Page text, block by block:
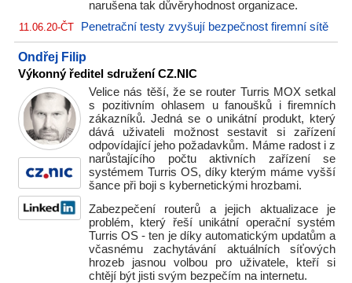
narušena tak důvěryhodnost organizace.
11.06.20-ČT Penetrační testy zvyšují bezpečnost firemní sítě
Ondřej Filip
Výkonný ředitel sdružení CZ.NIC
Velice nás těší, že se router Turris MOX setkal
s pozitivním ohlasem u fanoušků i firemních
zákazníků. Jedná se o unikátní produkt, který
dává uživateli možnost sestavit si zařízení
odpovídající jeho požadavkům. Máme radost i z
narůstajícího počtu aktivních zařízení se
systémem Turris OS, díky kterým máme vyšší
šance při boji s kybernetickými hrozbami.
Zabezpečení routerů a jejich aktualizace je
problém, který řeší unikátní operační systém
Turris OS - ten je díky automatickým updatům a
včasnému zachytávání aktuálních síťových
hrozeb jasnou volbou pro uživatele, kteří si
chtějí být jisti svým bezpečím na internetu.